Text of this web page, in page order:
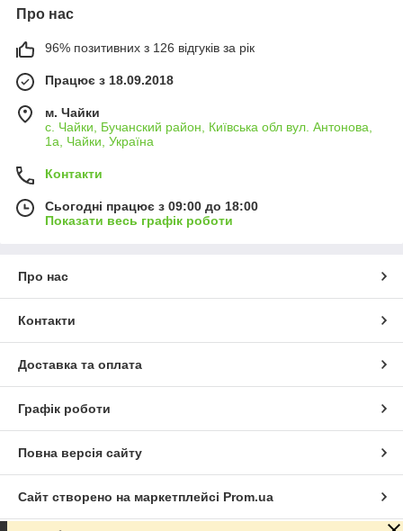
Про нас
96% позитивних з 126 відгуків за рік
Працює з 18.09.2018
м. Чайки
с. Чайки, Бучанский район, Київська обл вул. Антонова,
1а, Чайки, Україна
Контакти
Сьогодні працює з 09:00 до 18:00
Показати весь графік роботи
Про нас
Контакти
Доставка та оплата
Графік роботи
Повна версія сайту
Сайт створено на маркетплейсі Prom.ua